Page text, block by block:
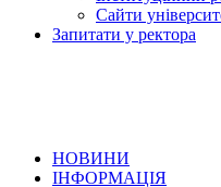
Сайти
Запитати у ректора
НОВИНИ
ІНФОРМАЦІЯ